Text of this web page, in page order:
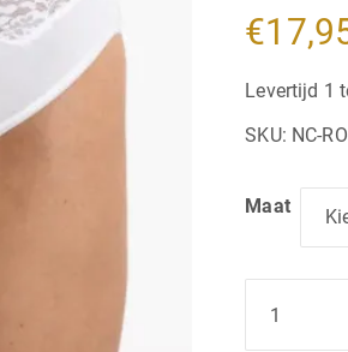
€
Levertijd 1
SKU: NC-
Maat